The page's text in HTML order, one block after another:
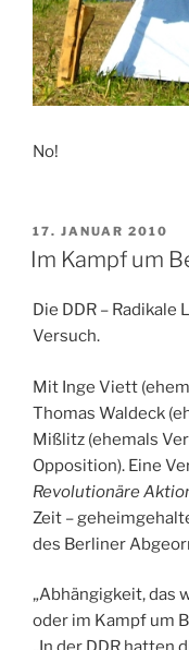
No!
VERÖFFENTLICHT
AM
17. JANUAR 2010
Im Kampf um
Die DDR –
Versuch.
Mit Inge Viett
Thomas Waldeck
Mißlitz (ehemals
Opposition). Eine
Revolutionäre
Zeit –
des Berliner
„Abhängigkeit, das
oder im Kampf um